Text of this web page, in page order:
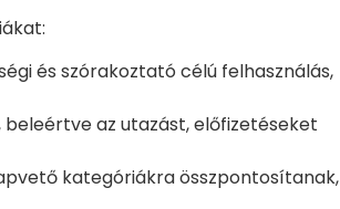
és szórakoztató célú felhasználás,
beleértve az utazást, előfizetéseket
kategóriákra összpontosítanak,